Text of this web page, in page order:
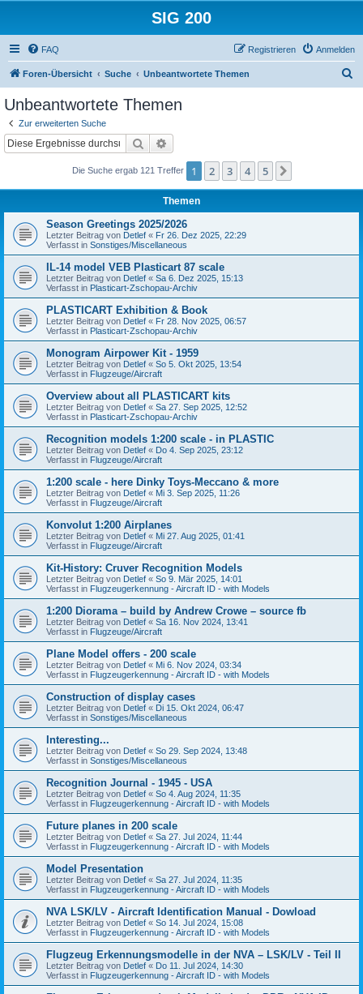
SIG 200
FAQ Anmelden
Registrieren
Foren-Übersicht Suche Unbeantwortete Themen
Unbeantwortete Themen
Zur erweiterten Suche
Suche
Die Suche ergab 121 Treffer 1 2 3 4 5
Themen
Season Greetings 2025/2026
Letzter Beitrag von Detlef « Fr 26. Dez 2025, 22:29
Verfasst in Sonstiges/Miscellaneous
IL-14 model VEB Plasticart 87 scale
Letzter Beitrag von Detlef « Sa 6. Dez 2025, 15:13
Verfasst in Plasticart-Zschopau-Archiv
PLASTICART Exhibition & Book
Letzter Beitrag von Detlef « Fr 28. Nov 2025, 06:57
Verfasst in Plasticart-Zschopau-Archiv
Monogram Airpower Kit - 1959
Letzter Beitrag von Detlef « So 5. Okt 2025, 13:54
Verfasst in Flugzeuge/Aircraft
Overview about all PLASTICART kits
Letzter Beitrag von Detlef « Sa 27. Sep 2025, 12:52
Verfasst in Plasticart-Zschopau-Archiv
Recognition models 1:200 scale - in PLASTIC
Letzter Beitrag von Detlef « Do 4. Sep 2025, 23:12
Verfasst in Flugzeuge/Aircraft
1:200 scale - here Dinky Toys-Meccano & more
Letzter Beitrag von Detlef « Mi 3. Sep 2025, 11:26
Verfasst in Flugzeuge/Aircraft
Konvolut 1:200 Airplanes
Letzter Beitrag von Detlef « Mi 27. Aug 2025, 01:41
Verfasst in Flugzeuge/Aircraft
Kit-History: Cruver Recognition Models
Letzter Beitrag von Detlef « So 9. Mär 2025, 14:01
Verfasst in Flugzeugerkennung - Aircraft ID - with Models
1:200 Diorama – build by Andrew Crowe – source fb
Letzter Beitrag von Detlef « Sa 16. Nov 2024, 13:41
Verfasst in Flugzeuge/Aircraft
Plane Model offers - 200 scale
Letzter Beitrag von Detlef « Mi 6. Nov 2024, 03:34
Verfasst in Flugzeugerkennung - Aircraft ID - with Models
Construction of display cases
Letzter Beitrag von Detlef « Di 15. Okt 2024, 06:47
Verfasst in Sonstiges/Miscellaneous
Interesting...
Letzter Beitrag von Detlef « So 29. Sep 2024, 13:48
Verfasst in Sonstiges/Miscellaneous
Recognition Journal - 1945 - USA
Letzter Beitrag von Detlef « So 4. Aug 2024, 11:35
Verfasst in Flugzeugerkennung - Aircraft ID - with Models
Future planes in 200 scale
Letzter Beitrag von Detlef « Sa 27. Jul 2024, 11:44
Verfasst in Flugzeugerkennung - Aircraft ID - with Models
Model Presentation
Letzter Beitrag von Detlef « Sa 27. Jul 2024, 11:35
Verfasst in Flugzeugerkennung - Aircraft ID - with Models
NVA LSK/LV - Aircraft Identification Manual - Dowload
Letzter Beitrag von Detlef « So 14. Jul 2024, 15:08
Verfasst in Flugzeugerkennung - Aircraft ID - with Models
Flugzeug Erkennungsmodelle in der NVA – LSK/LV - Teil II
Letzter Beitrag von Detlef « Do 11. Jul 2024, 14:30
Verfasst in Flugzeugerkennung - Aircraft ID - with Models